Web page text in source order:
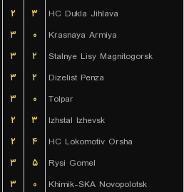
۲ ۳
HC Dukla Jihlava
۳ ۰
Krasnaya Armiya
۳ ۲
Stalnye Lisy Magnitogorsk
۳ ۲
Dizelist Penza
۳ ۰
Tolpar
۲ ۳
Izhstal Izhevsk
۲ ۴
HC Lokomotiv Orsha
۳ ۵
Rysi Gomel
۳ ۰
Khimik-SKA Novopolotsk